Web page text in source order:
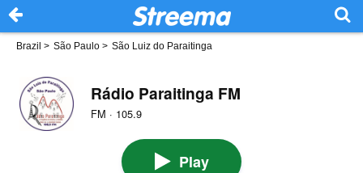
Brazil > São Paulo > São Luiz do Paraitinga
Rádio Paraitinga FM
FM · 105.9
Play